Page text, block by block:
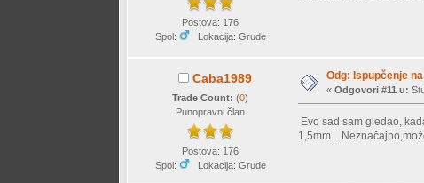
Postova: 176
Spol:
Lokacija: Grude
Caba1989
Trade Count:(0)
Punopravni član
Postova: 176
Spol:
Lokacija: Grude
Odg: Ispupčenje
«Odgovori #11 u:
Evo sad sam gledao,
1,5mm...